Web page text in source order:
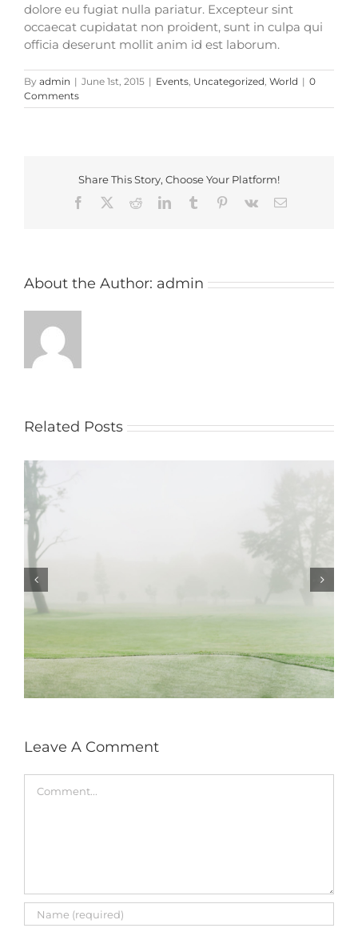
dolore eu fugiat nulla pariatur. Excepteur sint
occaecat cupidatat non proident, sunt in culpa qui
officia deserunt mollit anim id est laborum.
By admin | June 1st, 2015 | Events Uncategorized World | 0
Comments
Share This Story, Choose Your Platform!
Facebook
RedditLinkedInTumblr Pinterest
Vk Email
About the Author: admin
Related Posts
Leave A Comment